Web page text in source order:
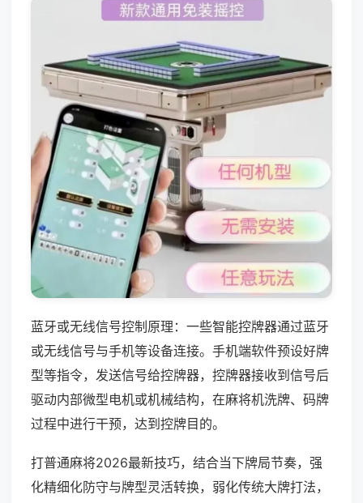
蓝牙或无线信号控制原理：一些智能控牌器通过蓝牙
或无线信号与手机等设备连接。手机端软件预设好牌
型等指令，发送信号给控牌器，控牌器接收到信号后
驱动内部微型电机或机械结构，在麻将机洗牌、码牌
过程中进行干预，达到控牌目的。
打普通麻将2026最新技巧，结合当下牌局节奏，强
化精细化防守与牌型灵活转换，弱化传统大牌打法，